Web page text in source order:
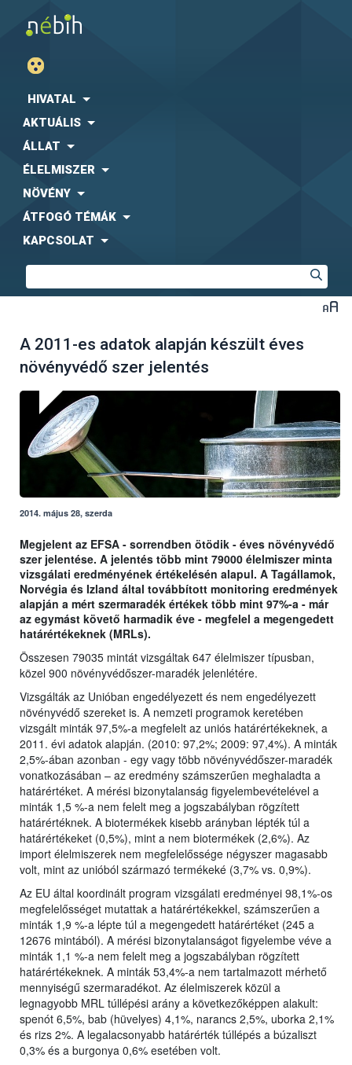
HIVATAL
AKTUÁLIS
ÁLLAT
ÉLELMISZER
NÖVÉNY
ÁTFOGÓ TÉMÁK
KAPCSOLAT
A 2011-es adatok alapján készült éves
növényvédő szer jelentés
2014. május 28, szerda
Megjelent az EFSA - sorrendben ötödik - éves növényvédő
szer jelentése. A jelentés több mint 79000 élelmiszer minta
vizsgálati eredményének értékelésén alapul. A Tagállamok,
Norvégia és Izland által továbbított monitoring eredmények
alapján a mért szermaradék értékek több mint 97%-a - már
az egymást követő harmadik éve - megfelel a megengedett
határértékeknek (MRLs).
Összesen 79035 mintát vizsgáltak 647 élelmiszer típusban,
közel 900 növényvédőszer-maradék jelenlétére.
Vizsgálták az Unióban engedélyezett és nem engedélyezett
növényvédő szereket is. A nemzeti programok keretében
vizsgált minták 97,5%-a megfelelt az uniós határértékeknek, a
2011. évi adatok alapján. (2010: 97,2%; 2009: 97,4%). A minták
2,5%-ában azonban - egy vagy több növényvédőszer-maradék
vonatkozásában – az eredmény számszerűen meghaladta a
határértéket. A mérési bizonytalanság figyelembevételével a
minták 1,5 %-a nem felelt meg a jogszabályban rögzített
határértéknek. A biotermékek kisebb arányban lépték túl a
határértékeket (0,5%), mint a nem biotermékek (2,6%). Az
import élelmiszerek nem megfelelőssége négyszer magasabb
volt, mint az unióból származó termékeké (3,7% vs. 0,9%).
Az EU által koordinált program vizsgálati eredményei 98,1%-os
megfelelősséget mutattak a határértékekkel, számszerűen a
minták 1,9 %-a lépte túl a megengedett határértéket (245 a
12676 mintából). A mérési bizonytalanságot figyelembe véve a
minták 1,1 %-a nem felelt meg a jogszabályban rögzített
határértékeknek. A minták 53,4%-a nem tartalmazott mérhető
mennyiségű szermaradékot. Az élelmiszerek közül a
legnagyobb MRL túllépési arány a következőképpen alakult:
spenót 6,5%, bab (hüvelyes) 4,1%, narancs 2,5%, uborka 2,1%
és rizs 2%. A legalacsonyabb határérték túllépés a búzaliszt
0,3% és a burgonya 0,6% esetében volt.